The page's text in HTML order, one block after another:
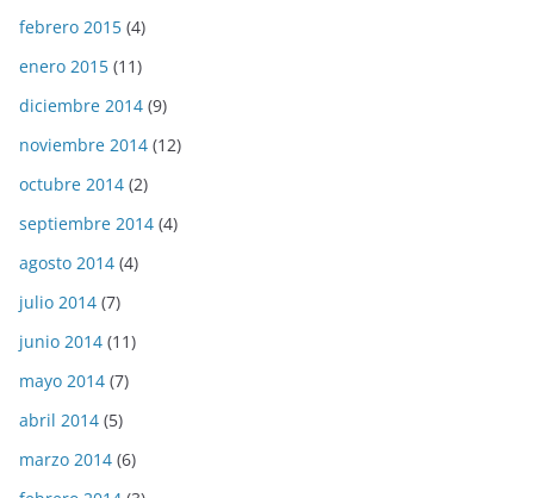
febrero 2015 (4)
enero 2015 (11)
diciembre 2014 (9)
noviembre 2014 (12)
octubre 2014 (2)
septiembre 2014 (4)
agosto 2014 (4)
julio 2014 (7)
junio 2014 (11)
mayo 2014 (7)
abril 2014 (5)
marzo 2014 (6)